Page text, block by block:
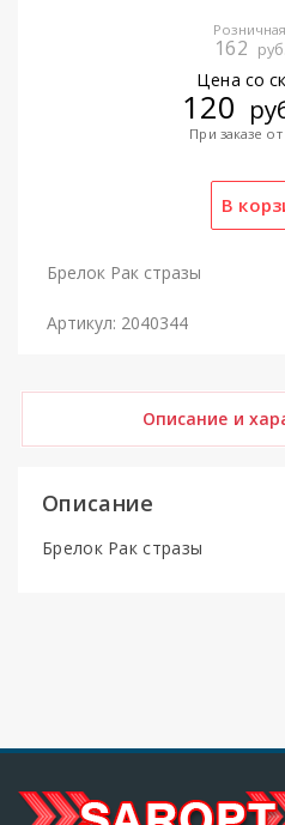
162
Цена со
120
При заказе от
Брелок Рак стразы
Артикул: 2040344
Описание и
Описание
Брелок Рак стразы